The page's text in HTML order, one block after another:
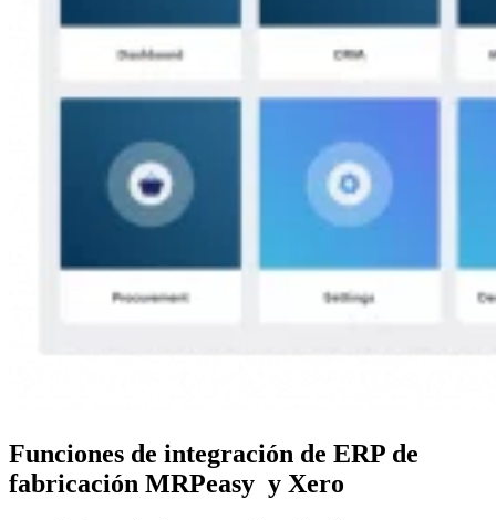
Funciones de integración de ERP de
fabricación MRPeasy y Xero